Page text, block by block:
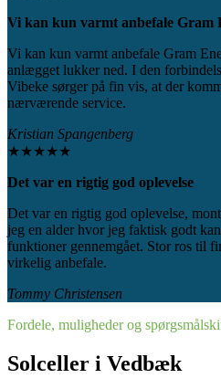
Vi kan kun varmt anbefale Gram
Vi kan kun varmt anbefale Gram
anlægget lukker ned. I den
Vibeke sørger på fin vis, at der
nærværende service.
Kristian Spangenberg
★★★★★
Det var en rigtig god oplevelse ​
Det var en rigtig god oplevelse,
jeg en alder hvor jeg faktisk godt
funktioner gennemgået. Stor ros til
virkelig anbefale.
Tommy Christensen
Fordele, muligheder og
Solceller i Vedbæk